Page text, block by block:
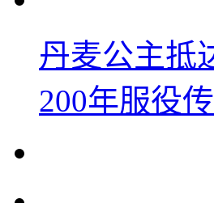
丹麦公主抵
200年服役